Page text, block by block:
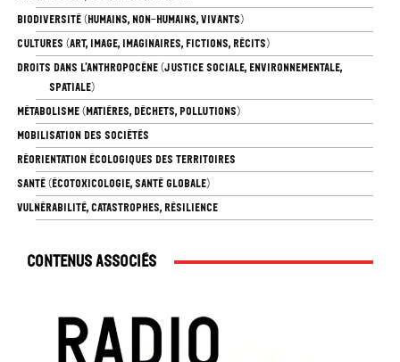
BIODIVERSITÉ (HUMAINS, NON-HUMAINS, VIVANTS)
CULTURES (ART, IMAGE, IMAGINAIRES, FICTIONS, RÉCITS)
DROITS DANS L’ANTHROPOCÈNE (JUSTICE SOCIALE, ENVIRONNEMENTALE,
SPATIALE)
MÉTABOLISME (MATIÈRES, DÉCHETS, POLLUTIONS)
MOBILISATION DES SOCIÉTÉS
RÉORIENTATION ÉCOLOGIQUES DES TERRITOIRES
SANTÉ (ÉCOTOXICOLOGIE, SANTÉ GLOBALE)
VULNÉRABILITÉ, CATASTROPHES, RÉSILIENCE
Contenus associés